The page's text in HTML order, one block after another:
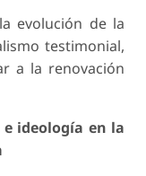
evolución de la
testimonial,
a la renovación
e ideología en la